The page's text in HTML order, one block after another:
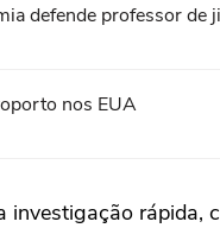
defende professor
nos EUA